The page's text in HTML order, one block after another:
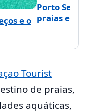
e o
Porto
praias e
Tourist
de praias,
aquáticas,